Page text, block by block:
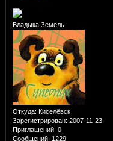
Владыка Земель
Откуда: Киселёвск
Зарегистрирован: 2007-11-23
Приглашений: 0
Сообщений: 1229